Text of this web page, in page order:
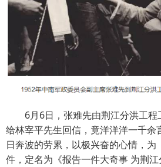
6月6日，张难先由荆江分洪工程
给林宰平先生回信，竟洋洋洋一千余
日奔波的劳累，以极兴奋的心情，为
件，定名为《报告一件大奇事 为荆